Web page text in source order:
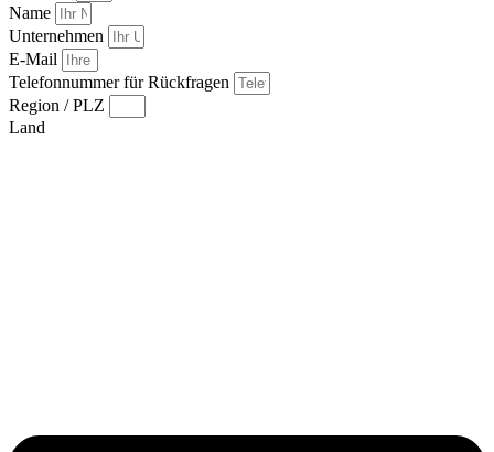
Name
Unternehmen
E-Mail
Telefonnummer für Rückfragen
Region / PLZ
Land